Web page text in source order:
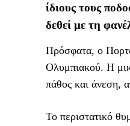
ίδιους τους
δεθεί με τη
Πρόσφατα, ο
Ολυμπιακού. Η
πάθος και άνεση,
Το περιστατικό